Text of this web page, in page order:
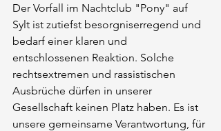
Der Vorfall im Nachtclub "Pony" auf
Sylt ist zutiefst besorgniserregend und
bedarf einer klaren und
entschlossenen Reaktion. Solche
rechtsextremen und rassistischen
Ausbrüche dürfen in unserer
Gesellschaft keinen Platz haben. Es ist
unsere gemeinsame Verantwortung, für